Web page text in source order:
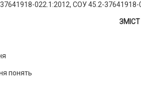
022.1:2012, СОУ 45.2-37641918-
ЗМІСТ
понять